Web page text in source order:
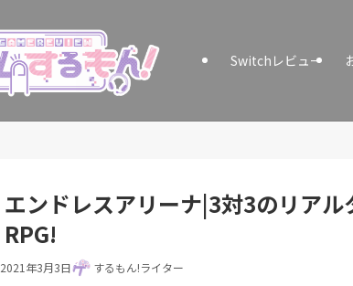
Switchレビュー
エンドレスアリーナ|3対3のリア
RPG!
2021年3月3日 するもん!ライター